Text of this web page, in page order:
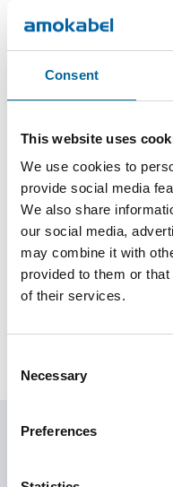
Consent
This website uses
We use cookies to
provide social media
We also share
our social media,
may combine it with
provided to them or
of their services.
Selection
Necessary
Preferences
Kent Lundström
Senior Vice President |
+46 481 750 856